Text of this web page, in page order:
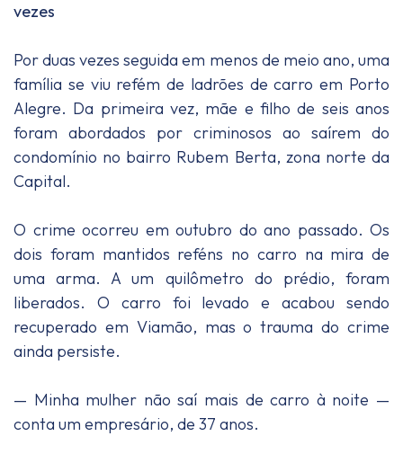
vezes
Por duas vezes seguida em menos de meio ano, uma
família se viu refém de ladrões de carro em Porto
Alegre. Da primeira vez, mãe e filho de seis anos
foram abordados por criminosos ao saírem do
condomínio no bairro Rubem Berta, zona norte da
Capital.
O crime ocorreu em outubro do ano passado. Os
dois foram mantidos reféns no carro na mira de
uma arma. A um quilômetro do prédio, foram
liberados. O carro foi levado e acabou sendo
recuperado em Viamão, mas o trauma do crime
ainda persiste.
— Minha mulher não saí mais de carro à noite —
conta um empresário, de 37 anos.